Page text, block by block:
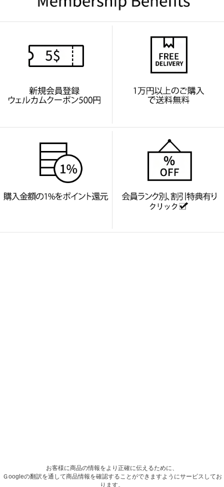
お客様に商品の情報をより正確に伝えるために、
Ｇoogleの翻訳を通して商品情報を確認することができますようにサービスしてお
ります。